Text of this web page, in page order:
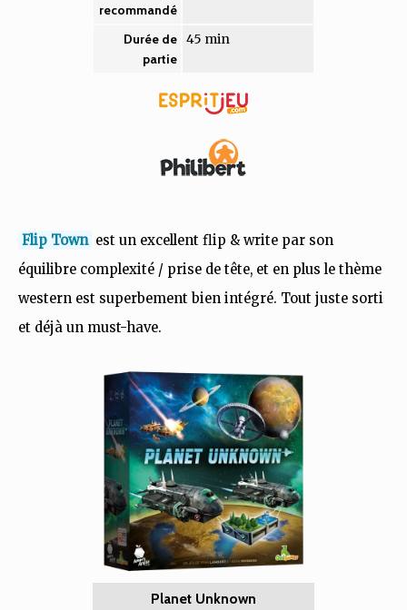
recommandé
Durée de
partie
45 min
Flip Town est un excellent flip & write par son
équilibre complexité / prise de tête, et en plus le thème
western est superbement bien intégré. Tout juste sorti
et déjà un must-have.
Planet Unknown